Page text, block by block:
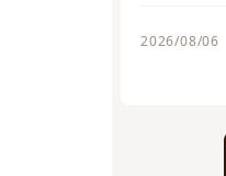
2026/08/06